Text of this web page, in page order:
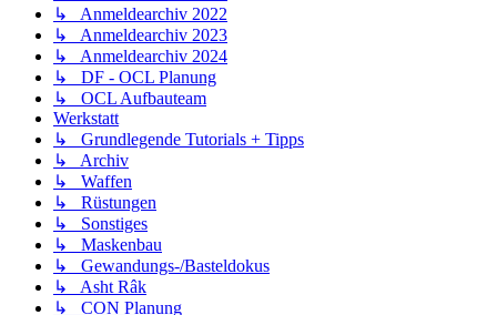
↳ Anmeldearchiv 2022
↳ Anmeldearchiv 2023
↳ Anmeldearchiv 2024
↳ DF - OCL Planung
↳ OCL Aufbauteam
Werkstatt
↳ Grundlegende Tutorials + Tipps
↳ Archiv
↳ Waffen
↳ Rüstungen
↳ Sonstiges
↳ Maskenbau
↳ Gewandungs-/Basteldokus
↳ Asht Râk
↳ CON Planung